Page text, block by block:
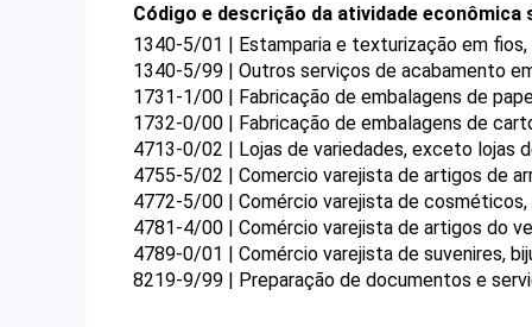
Código e descrição da atividade econômica
1340-5/01 | Estamparia e texturização em
1340-5/99 | Outros serviços de acabamento
1731-1/00 | Fabricação de embalagens de
1732-0/00 | Fabricação de embalagens de
4713-0/02 | Lojas de variedades, exceto lojas
4755-5/02 | Comercio varejista de artigos de
4772-5/00 | Comércio varejista de
4781-4/00 | Comércio varejista de artigos do
4789-0/01 | Comércio varejista de suvenires,
8219-9/99 | Preparação de documentos e